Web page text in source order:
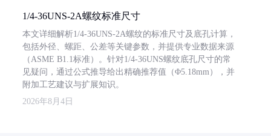
1/4-36UNS-2A螺纹标准尺寸
本文详细解析1/4-36UNS-2A螺纹的标准尺寸及底孔计算，
包括外径、螺距、公差等关键参数，并提供专业数据来源
（ASME B1.1标准）。针对1/4-36UNS螺纹底孔尺寸的常
见疑问，通过公式推导给出精确推荐值（Φ5.18mm），并
附加工艺建议与扩展知识。
2026年8月4日